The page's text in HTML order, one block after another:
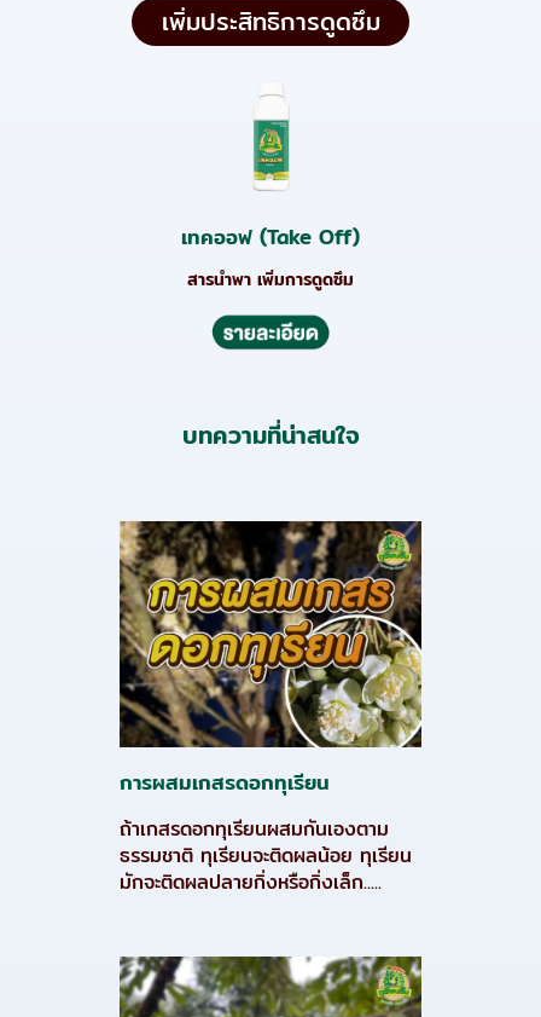
เพิ่มประสิทธิการดูดซึม
เทคออฟ (Take Off)
สารนำพา เพิ่มการดูดซึม
บทความที่น่าสนใจ
การผสมเกสรดอกทุเรียน
ถ้าเกสรดอกทุเรียนผสมกันเองตาม
ธรรมชาติ ทุเรียนจะติดผลน้อย ทุเรียน
มักจะติดผลปลายกิ่งหรือกิ่งเล็ก.....